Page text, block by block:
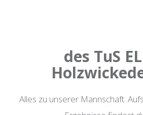
des TuS
Alles zu unserer Mannschaft: